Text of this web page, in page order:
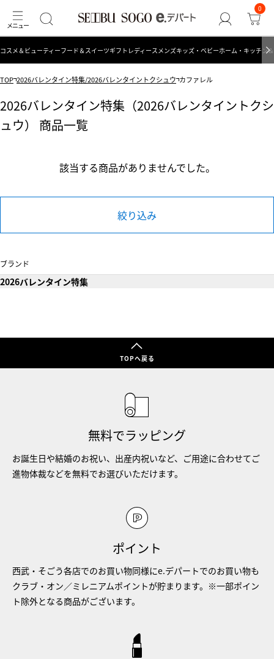
0
コスメ＆ビューティーフード＆スイーツギフト レディース メンズキッズ・ベビーホーム・キッチン
TOP 2026バレンタイン特集/2026バレンタイントクシュウ カファレル
2026バレンタイン特集（2026バレンタイントクシ
ュウ） 商品一覧
該当する商品がありませんでした。
絞り込み
ブランド
2026バレンタイン特集
TOPへ戻る
無料でラッピング
お誕生日や結婚のお祝い、出産内祝いなど、ご用途に合わせてご
進物体裁などを無料でお選びいただけます。
ポイント
西武・そごう各店でのお買い物同様にe.デパートでのお買い物も
クラブ・オン／ミレニアムポイントが貯まります。※一部ポイン
ト除外となる商品がございます。